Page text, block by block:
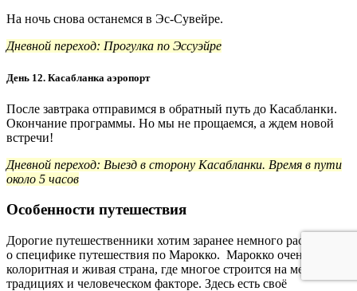
На ночь снова останемся в Эс-Сувейре.
Дневной переход: Прогулка по Эссуэйре
День 12. Касабланка аэропорт
После завтрака отправимся в обратный путь до Касабланки.
Окончание программы. Но мы не прощаемся, а ждем новой
встречи!
Дневной переход: Выезд в сторону Касабланки. Время в пути
около 5 часов
Особенности путешествия
Дорогие путешественники хотим заранее немного рассказать
о специфике путешествия по Марокко. Марокко очень
колоритная и живая страна, где многое строится на местных
традициях и человеческом факторе. Здесь есть своё